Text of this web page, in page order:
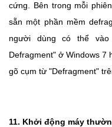
cứng. Bên trong mỗi
sẵn một phần mềm
người dùng có thể
Defragment" ở Windows 7
gõ cụm từ "Defragment"
11. Khởi động máy